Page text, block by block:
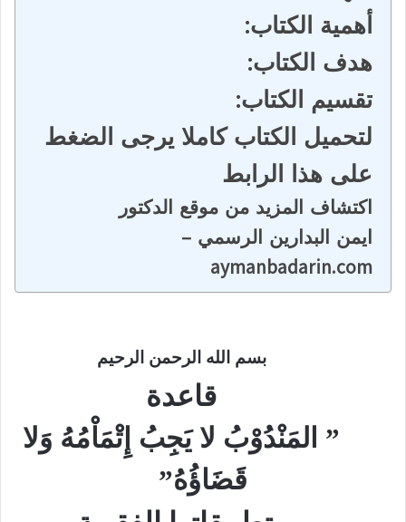
أهمية الكتاب:
هدف الكتاب:
تقسيم الكتاب:
لتحميل الكتاب كاملا يرجى الضغط
على هذا الرابط
اكتشاف المزيد من موقع الدكتور
ايمن البدارين الرسمي –
aymanbadarin.com
بسم الله الرحمن الرحيم
قاعدة
” المَنْدُوْبُ لا يَجِبُ إِتْمَاْمُهُ وَلا
قَضَاؤُهُ”